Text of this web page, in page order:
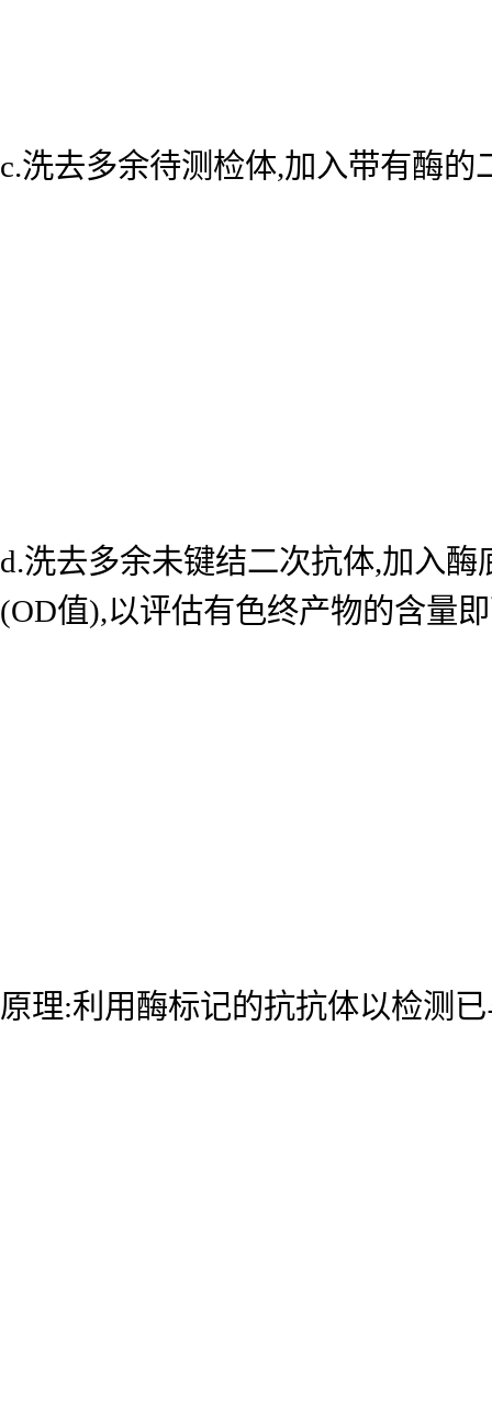
c.洗去多余待测检体,加入带有酶
d.洗去多余未键结二次抗体,加入
(OD值),以评估有色终产物的含量
原理:利用酶标记的抗抗体以检测